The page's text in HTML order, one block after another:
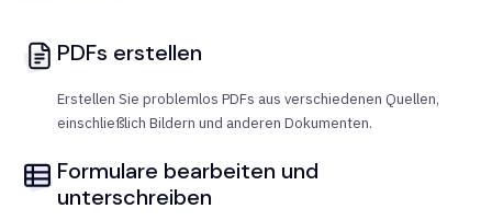
PDFs erstellen
Erstellen Sie problemlos PDFs aus verschiedenen Quellen,
einschließlich Bildern und anderen Dokumenten.
Formulare bearbeiten und
unterschreiben